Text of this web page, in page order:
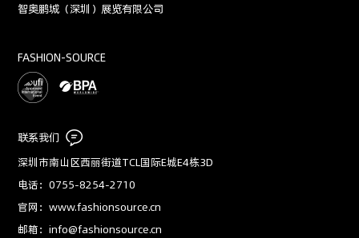
智奥鹏城（深圳）展览有限公司
FASHION-SOURCE
联系我们
深圳市南山区西丽街道TCL国际E城E4栋3D
电话：0755-8254-2710
官网：www.fashionsource.cn
邮箱：info@fashionsource.cn